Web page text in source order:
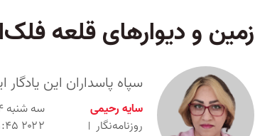
زمین و دیوارهای قلعه
سپاه پاسداران این
سایه رحیمی
روزنامه‌نگار
۲۰۲۲ ۱۱:۴۵